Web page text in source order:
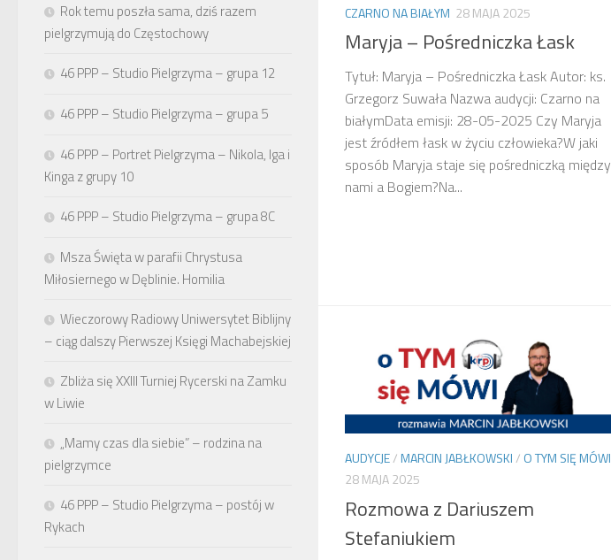
CZARNO NA BIAŁYM 28 MAJA 2025
Maryja – Pośredniczka Łask
Tytuł: Maryja – Pośredniczka Łask Autor: ks.
Grzegorz Suwała Nazwa audycji: Czarno na
białymData emisji: 28-05-2025 Czy Maryja
jest źródłem łask w życiu człowieka?W jaki
sposób Maryja staje się pośredniczką między
nami a Bogiem?Na...
AUDYCJE/MARCIN JABŁKOWSKI/ O TYM SIĘ MÓWI
28 MAJA 2025
Rozmowa z Dariuszem
Stefaniukiem
Rok temu poszła sama, dziś razem
pielgrzymują do Częstochowy
46 PPP – Studio Pielgrzyma – grupa 12
46 PPP – Studio Pielgrzyma – grupa 5
46 PPP – Portret Pielgrzyma – Nikola, Iga i
Kinga z grupy 10
46 PPP – Studio Pielgrzyma – grupa 8C
Msza Święta w parafii Chrystusa
Miłosiernego w Dęblinie. Homilia
Wieczorowy Radiowy Uniwersytet Biblijny
– ciąg dalszy Pierwszej Księgi Machabejskiej
Zbliża się XXIII Turniej Rycerski na Zamku
w Liwie
„Mamy czas dla siebie” – rodzina na
pielgrzymce
46 PPP – Studio Pielgrzyma – postój w
Rykach